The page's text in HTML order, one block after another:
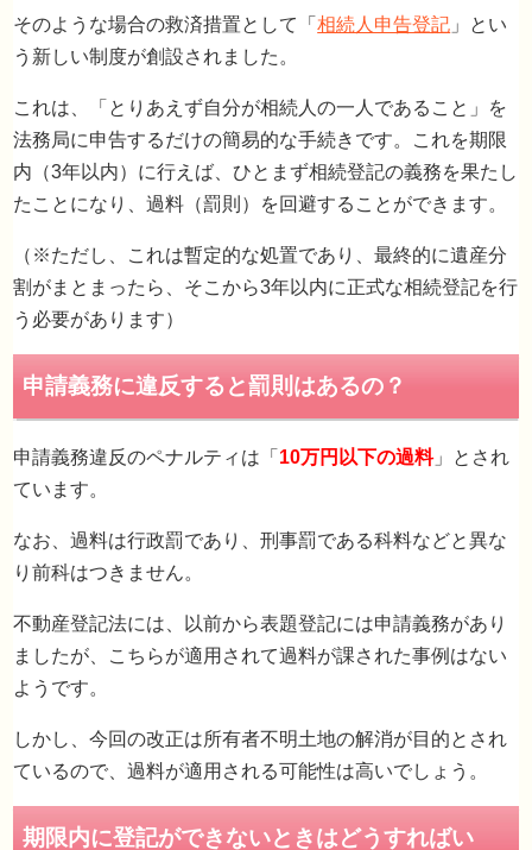
3. 遺産分割の話し合いがまとまらない場合
済措置
そのような場合の救済措置として「相続人申告登記 」とい
う新しい制度が創設されました。
これは、「とりあえず自分が相続人の一人であること」を
法務局に申告するだけの簡易的な手続きです。これを期限
内（3年以内）に行えば、ひとまず相続登記の義務を果たし
たことになり、過料（罰則）を回避することができます。
（※ただし、これは暫定的な処置であり、最終的に遺産分
割がまとまったら、そこから3年以内に正式な相続登記を行
う必要があります）
申請義務違反のペナルティは「 10万円以下の過料」とされ
ています。
なお、過料は行政罰であり、刑事罰である科料などと異な
り前科はつきません。
不動産登記法には、以前から表題登記には申請義務があり
ましたが、こちらが適用されて過料が課された事例はない
ようです。
しかし、今回の改正は所有者不明土地の解消が目的とされ
ているので、過料が適用される可能性は高いでしょう。